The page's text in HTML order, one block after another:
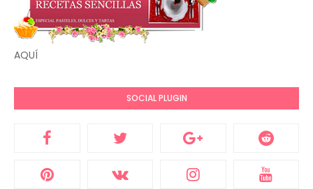
AQUÍ
SOCIAL PLUGIN